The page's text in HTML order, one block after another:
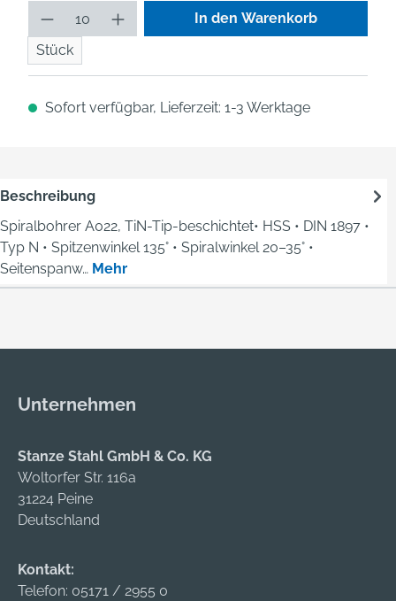
Produkt Anzahl: Gib den
Stück
In den Warenkorb
Sofort verfügbar, Lieferzeit: 1-3 Werktage
Beschreibung
Spiralbohrer A022, TiN-Tip-beschichtet• HSS • DIN 1897 •
Typ N • Spitzenwinkel 135° • Spiralwinkel 20–35° •
Seitenspanw… Mehr
Unternehmen
Stanze Stahl GmbH & Co. KG
Woltorfer Str. 116a
31224 Peine
Deutschland
Kontakt:
Telefon: 05171 / 2955 0